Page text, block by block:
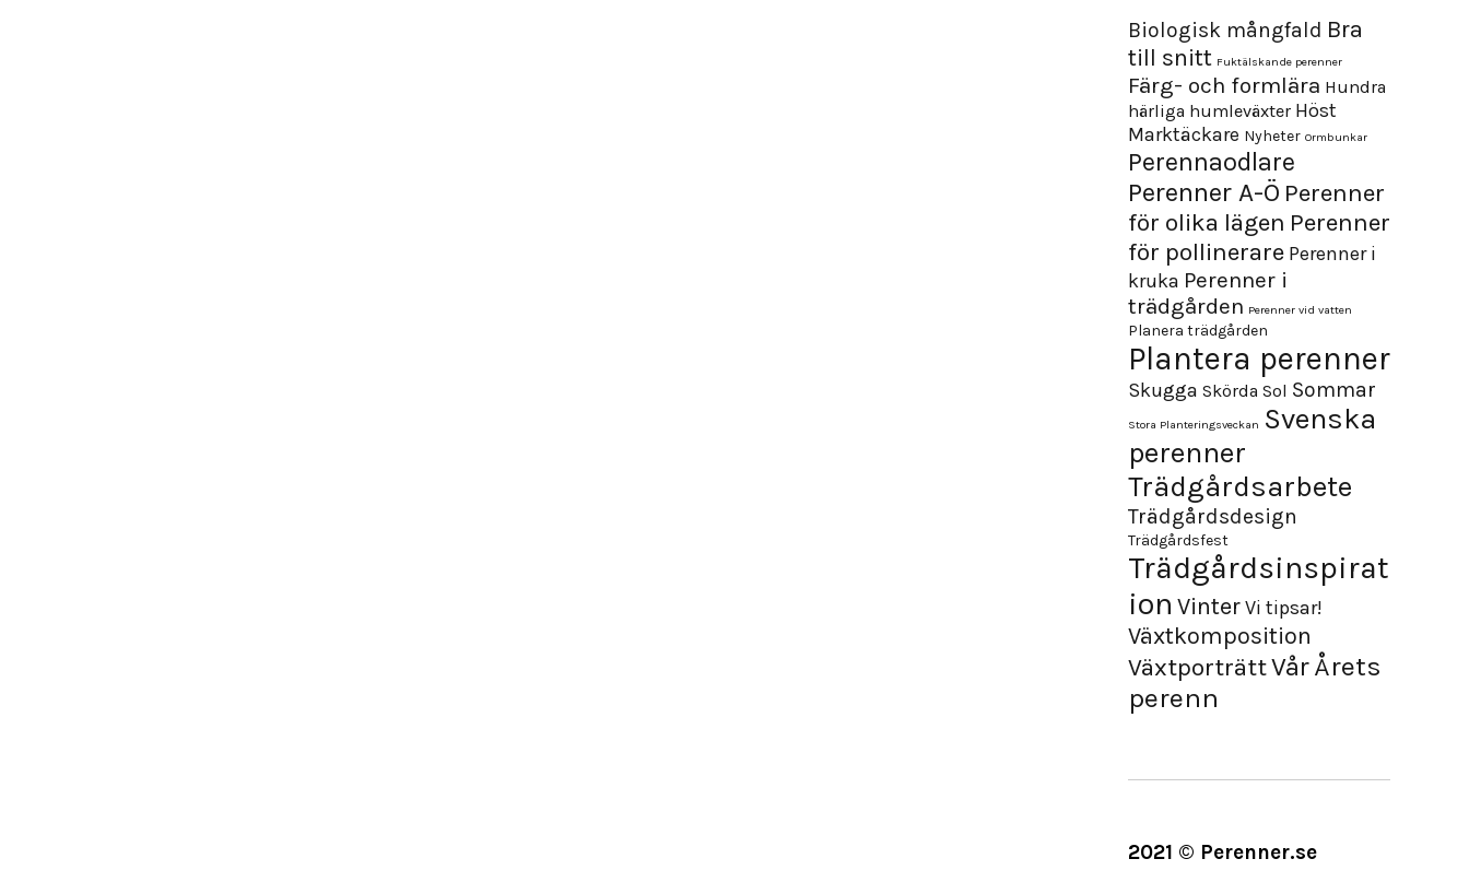
Biologisk mångfald Bra
till snitt Fuktälskande perenner
Färg- och formlära Hundra
härliga humleväxter Höst
Marktäckare Nyheter Ormbunkar
Perennaodlare
Perenner A-Ö Perenner
för olika lägen Perenner
för pollinerare Perenner i
kruka Perenner i
trädgården Perenner vid vatten
Planera trädgården
Plantera perenner
Skugga Skörda Sol Sommar
Stora Planteringsveckan Svenska
perenner
Trädgårdsarbete
Trädgårdsdesign
Trädgårdsfest
Trädgårdsinspirat
ion VinterVi tipsar!
Växtkomposition
VäxtporträttVårÅrets
perenn
2021 © Perenner.se